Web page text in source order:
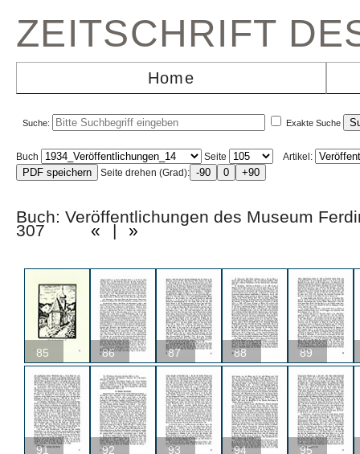
ZEITSCHRIFT
Home
Suche: Exakte Suche
Buch Seite
Artikel:
Seite drehen (Grad):
Buch: Veröffentlichungen des Museum
307 « | »
85 86 87 88 89
91 92 93 94 95